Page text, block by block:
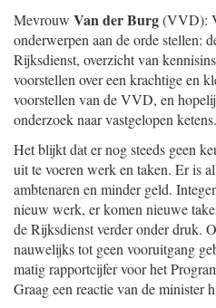
Mevrouw Van der Burg(VVD):
onderwerpen aan de orde stellen:
Rijksdienst, overzicht van
voorstellen over een krachtige en
voorstellen van de VVD, en
onderzoek naar vastgelopen ketens.
Het blijkt dat er nog steeds geen
uit te voeren werk en taken. Er is
ambtenaren en minder geld.
nieuw werk, er komen nieuwe
de Rijksdienst verder onder druk.
nauwelijks tot geen vooruitgang
matig rapportcijfer voor het
Graag een reactie van de minister